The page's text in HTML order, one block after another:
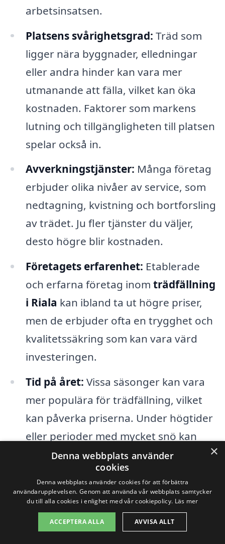
arbetsinsatsen.
Platsens svårighetsgrad: Träd som
ligger nära byggnader, elledningar
eller andra hinder kan vara mer
utmanande att fälla, vilket kan öka
kostnaden. Faktorer som markens
lutning och tillgängligheten till platsen
spelar också in.
Avverkningstjänster: Många företag
erbjuder olika nivåer av service, som
nedtagning, kvistning och bortforsling
av trädet. Ju fler tjänster du väljer,
desto högre blir kostnaden.
Företagets erfarenhet: Etablerade
och erfarna företag inom trädfällning
i Riala kan ibland ta ut högre priser,
men de erbjuder ofta en trygghet och
kvalitetssäkring som kan vara värd
investeringen.
Tid på året: Vissa säsonger kan vara
mer populära för trädfällning, vilket
kan påverka priserna. Under högtider
eller perioder med mycket snö kan
efterfrågan öka, vilket i sin tur kan
leda till högre kostnader.
Genom att ta hänsyn till dessa faktorer
kan du enklare bedöma vad som ligger
×
Denna webbplats använder
cookies
Denna webbplats använder cookies för att förbättra
användarupplevelsen. Genom att använda vår webbplats samtycker
du till alla cookies i enlighet med vår cookiepolicy. Läs mer
ACCEPTERA ALLA AVVISA ALLT